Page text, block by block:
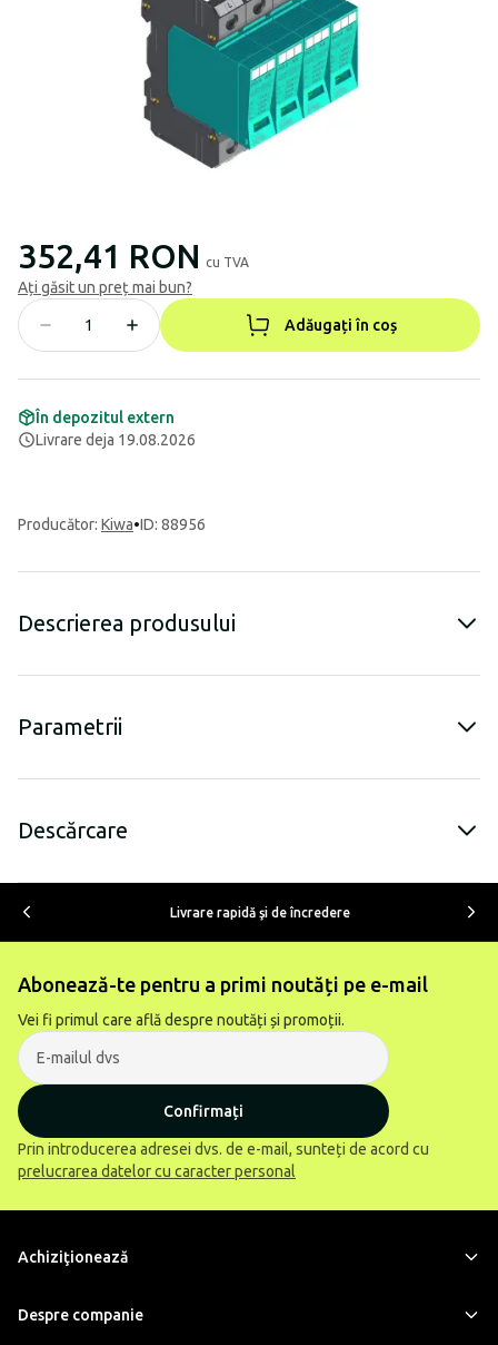
352,41 RON cu TVA
Ați găsit un preț mai bun?
Adăugați în coș
În depozitul extern
Livrare deja 19.08.2026
Producător: Kiwa•ID: 88956
Descrierea produsului
Parametrii
Descărcare
Livrare rapidă şi de încredere
Abonează-te pentru a primi noutăți pe e-mail
Vei fi primul care află despre noutăți și promoții.
Confirmați
Prin introducerea adresei dvs. de e-mail, sunteți de acord cu
prelucrarea datelor cu caracter personal
Achiziţionează
Despre companie